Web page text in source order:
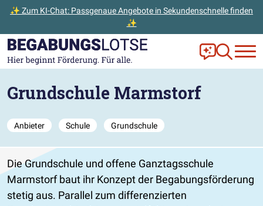
✨ Zum KI-Chat: Passgenaue Angebote in Sekundenschnelle finden
✨
Zum Hauptinhalt der Seite springen
Zur Startseite gehen Frag Ella!
Zur
Grundschule Marmstorf
Anbieter Schule Grundschule
Die Grundschule und offene Ganztagsschule
Marmstorf baut ihr Konzept der Begabungsförderung
stetig aus. Parallel zum differenzierten